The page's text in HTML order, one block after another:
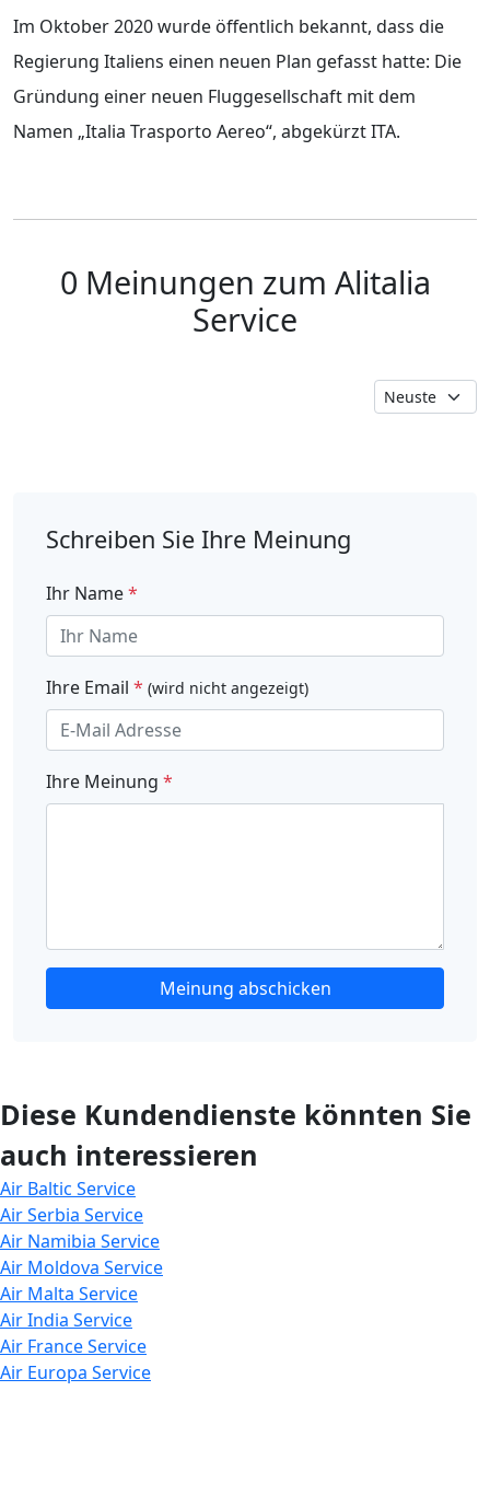
Im Oktober 2020 wurde öffentlich bekannt, dass die
Regierung Italiens einen neuen Plan gefasst hatte: Die
Gründung einer neuen Fluggesellschaft mit dem
Namen „Italia Trasporto Aereo“, abgekürzt ITA.
0 Meinungen zum Alitalia
Service
Schreiben Sie Ihre Meinung
Ihr Name*
Ihre Email * (wird nicht angezeigt)
Ihre Meinung *
Meinung abschicken
Diese Kundendienste könnten Sie
auch interessieren
Air Baltic Service
Air Serbia Service
Air Namibia Service
Air Moldova Service
Air Malta Service
Air India Service
Air France Service
Air Europa Service